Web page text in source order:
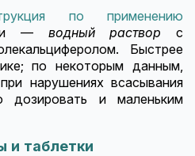
по применению
— водный раствор с
Быстрее
по некоторым данным,
нарушениях всасывания
дозировать и маленьким
и таблетки